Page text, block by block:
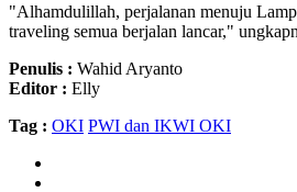
"Alhamdulillah, perjalanan menuju
traveling semua berjalan lancar,"
Penulis : Wahid Aryanto
Editor : Elly
Tag : OKI PWI dan IKWI OKI